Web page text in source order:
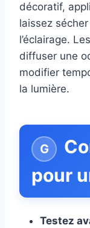
décoratif,
laissez
l’éclairage.
diffuser une
modifier
la lumière.
pour
Testez